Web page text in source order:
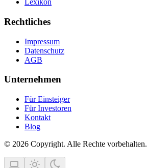
Lexikon
Rechtliches
Impressum
Datenschutz
AGB
Unternehmen
Für Einsteiger
Für Investoren
Kontakt
Blog
© 2026 Copyright. Alle Rechte vorbehalten.